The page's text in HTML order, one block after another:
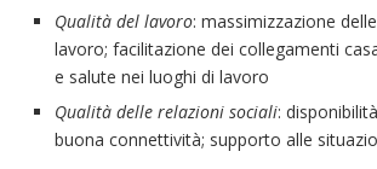
Qualità del lavoro: massimizzazione
lavoro; facilitazione dei collegamenti
e salute nei luoghi di lavoro
Qualità delle relazioni sociali:
buona connettività; supporto alle